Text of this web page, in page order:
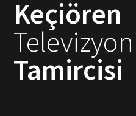
Keçiören
Televizyon
Tamircisi